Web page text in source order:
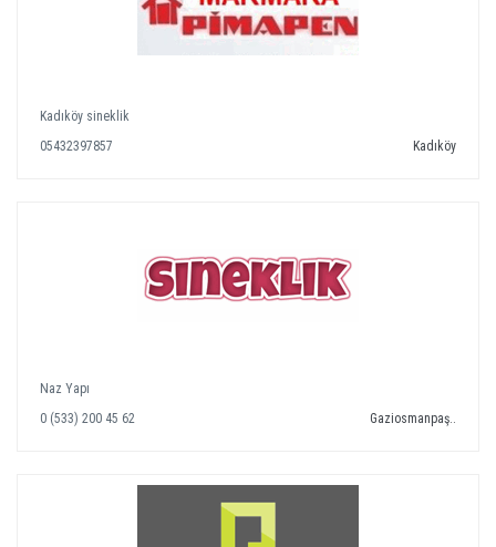
Kadıköy sineklik
05432397857
Kadıköy
Naz Yapı
0 (533) 200 45 62
Gaziosmanpaş..